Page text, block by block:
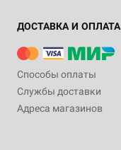
ДОСТАВКА И ОПЛАТА
Способы оплаты
Службы доставки
Адреса магазинов